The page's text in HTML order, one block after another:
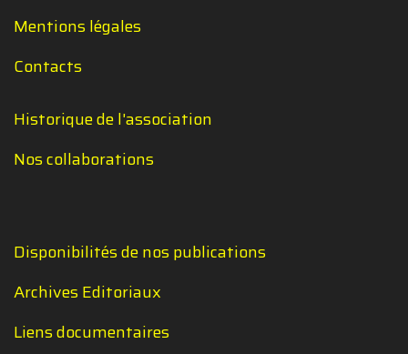
Mentions légales
Contacts
Historique de l'association
Nos collaborations
Disponibilités de nos publications
Archives Editoriaux
Liens documentaires